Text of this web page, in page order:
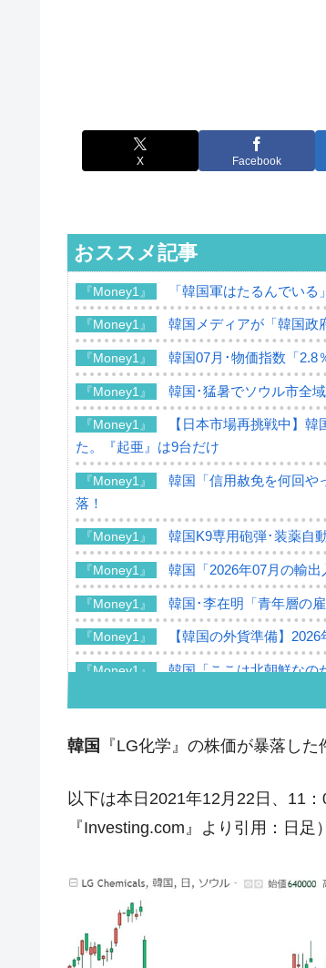
X Facebook
おススメ記事
『Money1』 「韓国軍はたるんでい
『Money1』 韓国メディアが「韓国政
『Money1』 韓国07月･物価指数「2.8
『Money1』 韓国･猛暑でソウル市全
『Money1』
【日本市場再挑戦中】
た。『起亜』は9台だけ
『Money1』
韓国「信用赦免を何回や
落！
『Money1』 韓国K9専用砲弾･装薬自
『Money1』 韓国「2026年07月の輸
『Money1』 韓国･李在明「青年層の
『Money1』 【韓国の外貨準備】
『Money1』 韓国「ここは北朝鮮なの
『Money1』 韓国は「中国と同じく」
『Money1』 韓国･外為取引量「1日当
『Money1』 韓国･帰ってきた李在明
壟断
『Money1』
『Money1』 中国だけが鉄鋼輸出を
韓国 『LG化学』の株価が暴落し
以下は本日2021年12月22日、11
『Investing.com』より引用：日足